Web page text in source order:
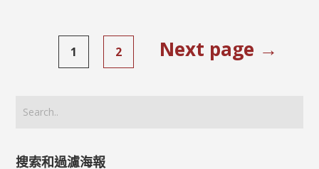
1 2 Next page →
搜索和過濾海報